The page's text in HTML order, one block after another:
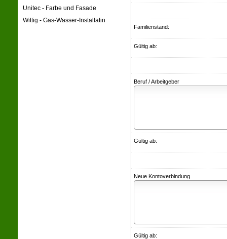
Unitec - Farbe und Fasade
Wittig - Gas-Wasser-Installatin
Familienstand:
Gültig ab:
Beruf / Arbeitgeber
Gültig ab:
Neue Kontoverbindung
Gültig ab: